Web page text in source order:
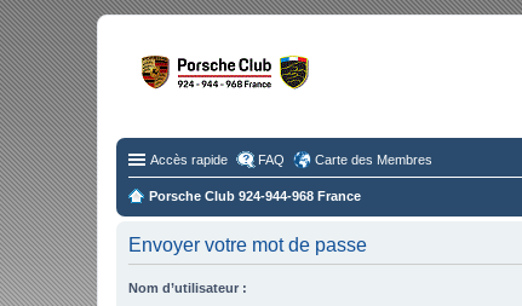
Accès rapide FAQ Carte des Membres
Porsche Club 924-944-968 France
Envoyer votre mot de passe
Nom d’utilisateur :